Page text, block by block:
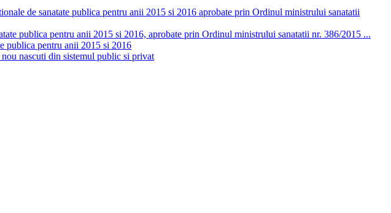
de sanatate publica pentru anii 2015 si 2016 aprobate prin Ordinul ministrului sanatatii
publica pentru anii 2015 si 2016, aprobate prin Ordinul ministrului sanatatii nr. 386/2015 ...
publica pentru anii 2015 si 2016
nascuti din sistemul public si privat